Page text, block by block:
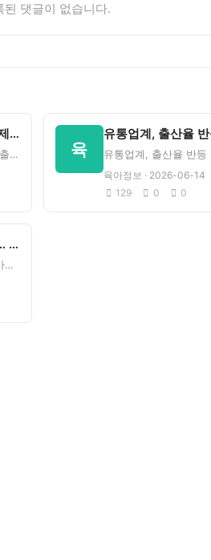
된 댓글이 없습니다.
층간소음 완화 ' 유아매트', 다양한 신제품 출시로 봄맞이 경쟁 - 데일…
층간소음 완화 ' 유아매트', 다양한 신제품 출시로 봄맞이 경쟁&nbsp;&nbsp;데일리경제 원문 보기
육
육아정보 · 2026-06-14
129
0 0
자외선으로부터 아이 피부를 지켜라… 육아카페 인기 아기썬크림 BEST3 …
자외선으로부터 아이 피부를 지켜라… 육아카페 인기 아기썬크림 BEST3&nbsp;&nbsp;아이티데일리